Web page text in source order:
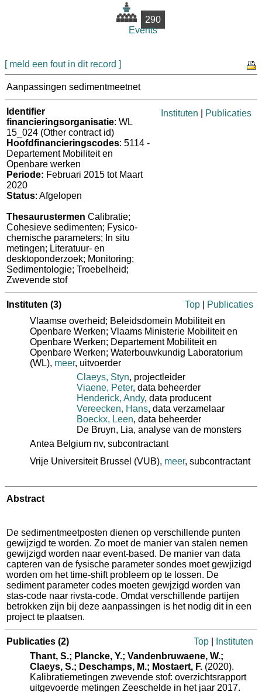
290
Events
[ meld een fout in dit record ]
Aanpassingen sedimentmeetnet
Identifier
financieringsorganisatie: WL
15_024 (Other contract id)
Hoofdfinancieringscodes: 5114 -
Departement Mobiliteit en
Openbare werken
Periode: Februari 2015 tot Maart
2020
Status: Afgelopen
Thesaurustermen Calibratie;
Cohesieve sedimenten; Fysico-
chemische parameters; In situ
metingen; Literatuur- en
desktoponderzoek; Monitoring;
Sedimentologie; Troebelheid;
Zwevende stof
Instituten Publicaties
Instituten (3) Top
Publicaties
Vlaamse overheid; Beleidsdomein Mobiliteit en
Openbare Werken; Vlaams Ministerie Mobiliteit en
Openbare Werken; Departement Mobiliteit en
Openbare Werken; Waterbouwkundig Laboratorium
(WL), meer, uitvoerder
Claeys, Styn, projectleider
Viaene, Peter, data beheerder
Henderick, Andy, data producent
Vereecken, Hans, data verzamelaar
Boeckx, Leen, data beheerder
De Bruyn, Lia, analyse van de monsters
Antea Belgium nv, subcontractant
Vrije Universiteit Brussel (VUB), meer, subcontractant
Abstract
De sedimentmeetposten dienen op verschillende punten
gewijzigd te worden. Zo moet de manier van stalen nemen
gewijzigd worden naar event-based. De manier van data
capteren van de fysische parameter sondes moet gewjizigd
worden om het time-shift probleem op te lossen. De
sediment parameter codes moeten gewjzigd worden van
stas-code naar rivsta-code. Omdat verschillende partijen
betrokken zijn bij deze aanpassingen is het nodig dit in een
project te plaatsen.
Publicaties (2) Top
Instituten
Thant, S.; Plancke, Y.; Vandenbruwaene, W.;
Claeys, S.; Deschamps, M.; Mostaert, F. (2020).
Kalibratiemetingen zwevende stof: overzichtsrapport
uitgevoerde metingen Zeeschelde in het jaar 2017.